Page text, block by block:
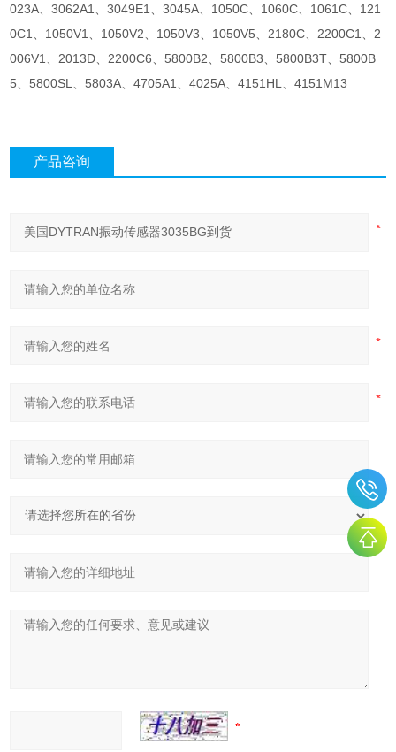
023A、3062A1、3049E1、3045A、1050C、1060C、1061C、121
0C1、1050V1、1050V2、1050V3、1050V5、2180C、2200C1、2
006V1、2013D、2200C6、5800B2、5800B3、5800B3T、5800B
5、5800SL、5803A、4705A1、4025A、4151HL、4151M13
产品咨询